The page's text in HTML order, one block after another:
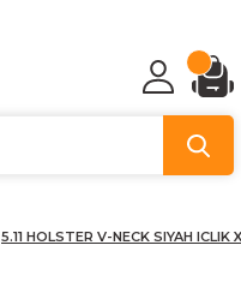
5.11 HOLSTER V-NECK SIYAH ICLIK